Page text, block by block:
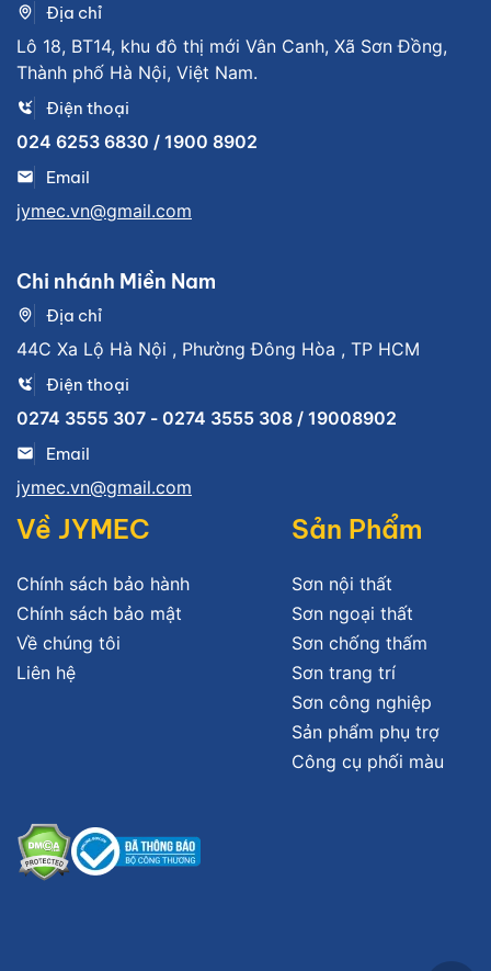
Địa chỉ
Lô 18, BT14, khu đô thị mới Vân Canh, Xã Sơn Đồng,
Thành phố Hà Nội, Việt Nam.
Điện thoại
024 6253 6830 / 1900 8902
Email
jymec.vn@gmail.com
Chi nhánh Miền Nam
Địa chỉ
44C Xa Lộ Hà Nội , Phường Đông Hòa , TP HCM
Điện thoại
0274 3555 307 - 0274 3555 308 / 19008902
Email
jymec.vn@gmail.com
Về JYMEC
Chính sách bảo hành
Chính sách bảo mật
Về chúng tôi
Liên hệ
Sản Phẩm
Sơn nội thất
Sơn ngoại thất
Sơn chống thấm
Sơn trang trí
Sơn công nghiệp
Sản phẩm phụ trợ
Công cụ phối màu